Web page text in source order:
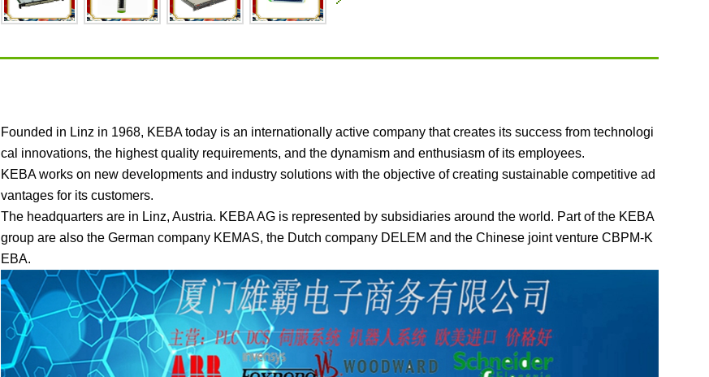
Founded in Linz in 1968, KEBA today is an internationally active company that creates its success from technologi
cal innovations, the highest quality requirements, and the dynamism and enthusiasm of its employees.
KEBA works on new developments and industry solutions with the objective of creating sustainable competitive ad
vantages for its customers.
The headquarters are in Linz, Austria. KEBA AG is represented by subsidiaries around the world. Part of the KEBA
group are also the German company KEMAS, the Dutch company DELEM and the Chinese joint venture CBPM-K
EBA.